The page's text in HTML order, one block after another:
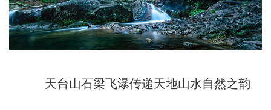
天台山石梁飞瀑传递天地山水自然之韵